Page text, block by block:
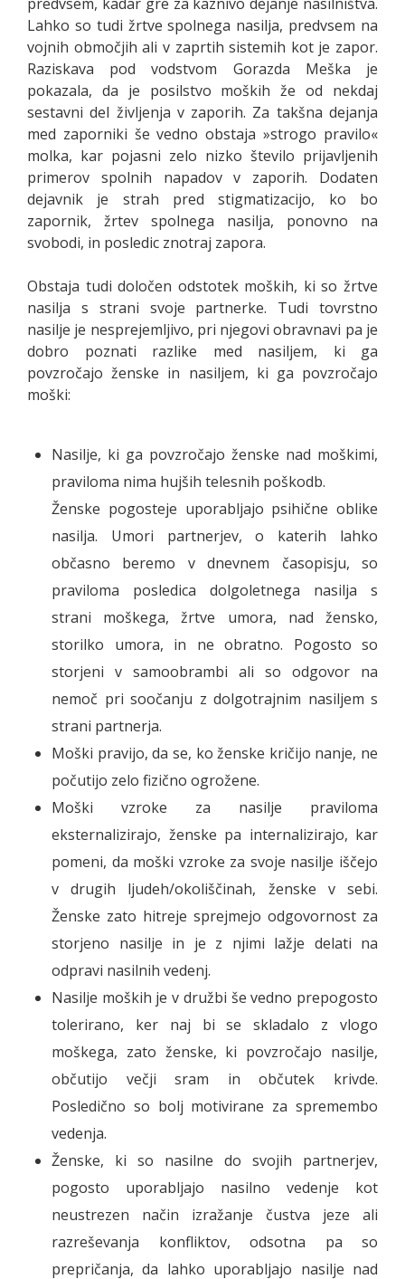
Lahko so tudi žrtve spolnega nasilja, predvsem na
vojnih območjih ali v zaprtih sistemih kot je zapor.
Raziskava pod vodstvom Gorazda Meška je
pokazala, da je posilstvo moških že od nekdaj
sestavni del življenja v zaporih. Za takšna dejanja
med zaporniki še vedno obstaja »strogo pravilo«
molka, kar pojasni zelo nizko število prijavljenih
primerov spolnih napadov v zaporih. Dodaten
dejavnik je strah pred stigmatizacijo, ko bo
zapornik, žrtev spolnega nasilja, ponovno na
svobodi, in posledic znotraj zapora.
Obstaja tudi določen odstotek moških, ki so žrtve
nasilja s strani svoje partnerke. Tudi tovrstno
nasilje je nesprejemljivo, pri njegovi obravnavi pa je
dobro poznati razlike med nasiljem, ki ga
povzročajo ženske in nasiljem, ki ga povzročajo
moški:
Nasilje, ki ga povzročajo ženske nad moškimi,
praviloma nima hujših telesnih poškodb.
Ženske pogosteje uporabljajo psihične oblike
nasilja. Umori partnerjev, o katerih lahko
občasno beremo v dnevnem časopisju, so
praviloma posledica dolgoletnega nasilja s
strani moškega, žrtve umora, nad žensko,
storilko umora, in ne obratno. Pogosto so
storjeni v samoobrambi ali so odgovor na
nemoč pri soočanju z dolgotrajnim nasiljem s
strani partnerja.
Moški pravijo, da se, ko ženske kričijo nanje, ne
počutijo zelo fizično ogrožene.
Moški vzroke za nasilje praviloma
eksternalizirajo, ženske pa internalizirajo, kar
pomeni, da moški vzroke za svoje nasilje iščejo
v drugih ljudeh/okoliščinah, ženske v sebi.
Ženske zato hitreje sprejmejo odgovornost za
storjeno nasilje in je z njimi lažje delati na
odpravi nasilnih vedenj.
Nasilje moških je v družbi še vedno prepogosto
tolerirano, ker naj bi se skladalo z vlogo
moškega, zato ženske, ki povzročajo nasilje,
občutijo večji sram in občutek krivde.
Posledično so bolj motivirane za spremembo
vedenja.
Ženske, ki so nasilne do svojih partnerjev,
pogosto uporabljajo nasilno vedenje kot
neustrezen način izražanje čustva jeze ali
razreševanja konfliktov, odsotna pa so
prepričanja, da lahko uporabljajo nasilje nad